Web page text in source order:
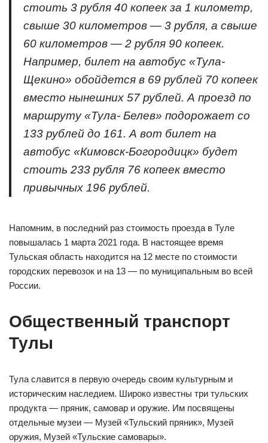
стоить 3 рубля 40 копеек за 1 километр,
свыше 30 километров — 3 рубля, а свыше
60 километров — 2 рубля 90 копеек.
Например, билет на автобус «Тула-
Щекино» обойдется в 69 рублей 70 копеек
вместо нынешних 57 рублей. А проезд по
маршруту «Тула- Белев» подорожает со
133 рублей до 161. А вот билет на
автобус «Кимовск-Богородицк» будет
стоить 233 рубля 76 копеек вместо
привычных 196 рублей.
Напомним, в последний раз стоимость проезда в Туле
повышалась 1 марта 2021 года. В настоящее время
Тульская область находится на 12 месте по стоимости
городских перевозок и на 13 — по муниципальным во всей
России.
Общественный транспорт
Тулы
Тула славится в первую очередь своим культурным и
историческим наследием. Широко известны три тульских
продукта — пряник, самовар и оружие. Им посвящены
отдельные музеи — Музей «Тульский пряник», Музей
оружия, Музей «Тульские самовары».